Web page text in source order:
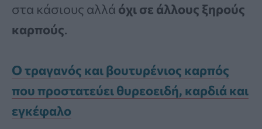
στα κάσιους αλλά όχι σε άλλους ξηρούς
καρπούς.
Ο τραγανός και βουτυρένιος καρπός
που προστατεύει θυρεοειδή, καρδιά και
εγκέφαλο